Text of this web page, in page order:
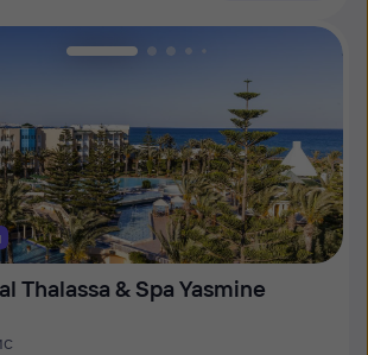
Thalassa & Spa Yasmine